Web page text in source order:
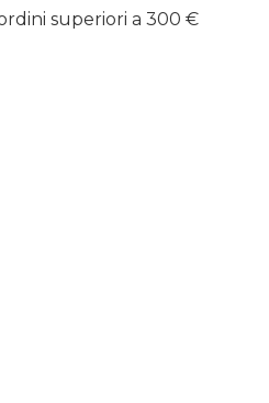
superiori a 300 €